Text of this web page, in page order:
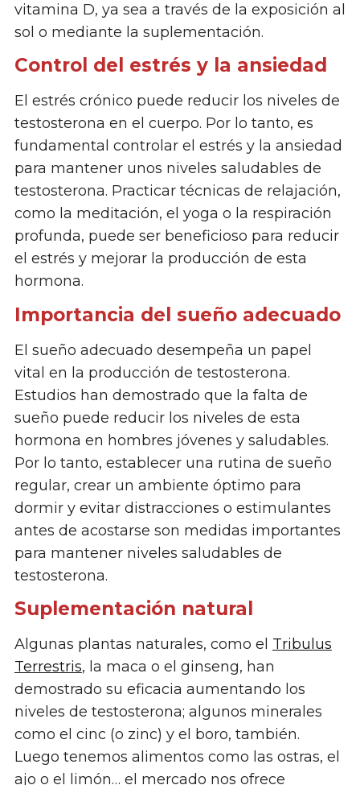
vitamina D, ya sea a través de la exposición al
sol o mediante la suplementación.
Control del estrés y la ansiedad
El estrés crónico puede reducir los niveles de
testosterona en el cuerpo. Por lo tanto, es
fundamental controlar el estrés y la ansiedad
para mantener unos niveles saludables de
testosterona. Practicar técnicas de relajación,
como la meditación, el yoga o la respiración
profunda, puede ser beneficioso para reducir
el estrés y mejorar la producción de esta
hormona.
Importancia del sueño adecuado
El sueño adecuado desempeña un papel
vital en la producción de testosterona.
Estudios han demostrado que la falta de
sueño puede reducir los niveles de esta
hormona en hombres jóvenes y saludables.
Por lo tanto, establecer una rutina de sueño
regular, crear un ambiente óptimo para
dormir y evitar distracciones o estimulantes
antes de acostarse son medidas importantes
para mantener niveles saludables de
testosterona.
Suplementación natural
Algunas plantas naturales, como el Tribulus
Terrestris, la maca o el ginseng, han
demostrado su eficacia aumentando los
niveles de testosterona; algunos minerales
como el cinc (o zinc) y el boro, también.
Luego tenemos alimentos como las ostras, el
ajo o el limón… el mercado nos ofrece